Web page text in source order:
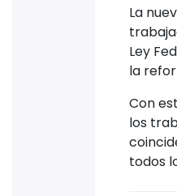
La
Ley
la
Con
los
todos